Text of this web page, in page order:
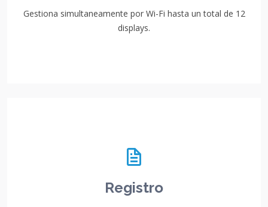
Gestiona simultaneamente por Wi-Fi hasta un total de 12
displays.
Registro